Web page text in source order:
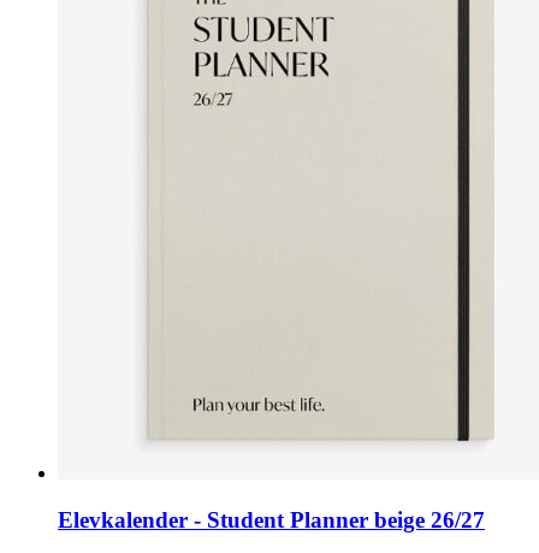
Elevkalender - Student Planner beige 26/27